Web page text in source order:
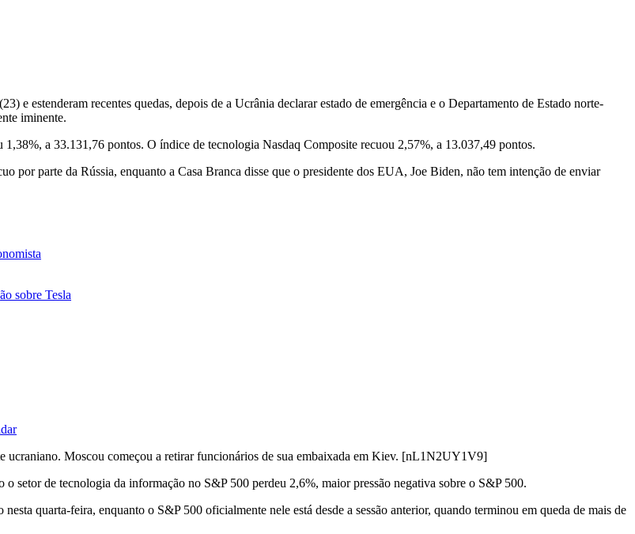
e estenderam recentes quedas, depois de a Ucrânia declarar estado de emergência e o Departamento de Estado norte-
iminente.
a 33.131,76 pontos. O índice de tecnologia Nasdaq Composite recuou 2,57%, a 13.037,49 pontos.
por parte da Rússia, enquanto a Casa Branca disse que o presidente dos EUA, Joe Biden, não tem intenção de enviar
sobre Tesla
ucraniano. Moscou começou a retirar funcionários de sua embaixada em Kiev. [nL1N2UY1V9]
setor de tecnologia da informação no S&P 500 perdeu 2,6%, maior pressão negativa sobre o S&P 500.
quarta-feira, enquanto o S&P 500 oficialmente nele está desde a sessão anterior, quando terminou em queda de mais de